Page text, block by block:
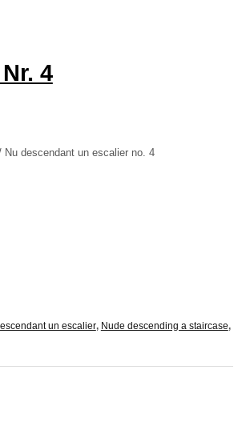
4
des­cen­dant un esca­lier no. 4
un escalier, Nude descending a staircase,